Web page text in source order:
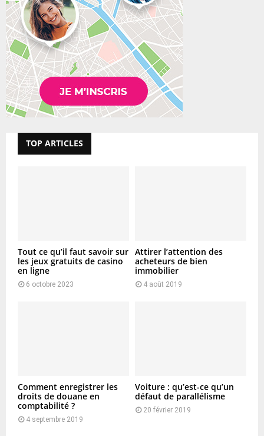
TOP ARTICLES
Tout ce qu’il faut savoir sur
les jeux gratuits de casino
en ligne
6 octobre 2023
Attirer l’attention des
acheteurs de bien
immobilier
4 août 2019
Comment enregistrer les
droits de douane en
comptabilité ?
4 septembre 2019
Voiture : qu’est-ce qu’un
défaut de parallélisme
20 février 2019